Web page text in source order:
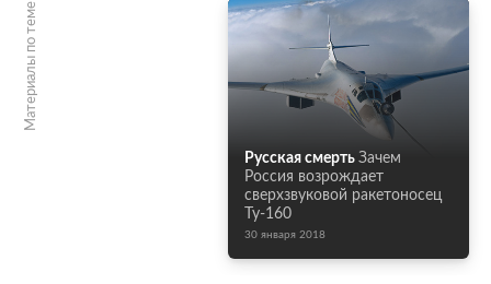
Материалы по теме
Русская смерть Зачем
Россия возрождает
сверхзвуковой ракетоносец
Ту-160
30 января 2018